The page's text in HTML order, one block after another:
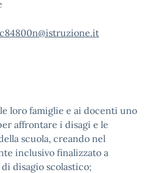
loro famiglie e ai docenti uno
affrontare i disagi e le
scuola, creando nel
inclusivo finalizzato a
disagio scolastico;